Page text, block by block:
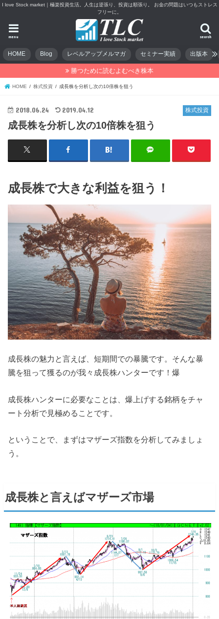
I love Stock market｜極楽投資生活。人生は逆張り、投資は順張り。 お金の問題はいつもストレス
フリーに。
search
menu
HOME Blog レベルアップメルマガ セミナー実績 出版本
勝つために読むよむべき株本
HOME 株式投資 成長株を分析し次の10倍株を狙う
株式投資
2018.06.24 2019.04.12
成長株を分析し次の10倍株を狙う
成長株で大きな利益を狙う！
成長株の魅力と言えば、短期間での暴騰です。そんな暴
騰を狙って獲るのが我々成長株ハンターです！爆
成長株ハンターに必要なことは、爆上げする銘柄をチャ
ート分析で見極めることです。
ということで、まずはマザーズ指数を分析してみましょ
う。
成長株と言えばマザーズ市場